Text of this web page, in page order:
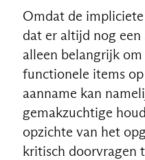
Omdat de
dat er altijd nog
alleen belangrijk
functionele items
aanname kan
gemakzuchtige
opzichte van het
kritisch doorvragen